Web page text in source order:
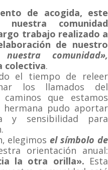
de acogida, este
comunidad
trabajo realizado a
de nuestro
comunidad»,
colectiva.
el tiempo de releer
los llamados del
que estamos
hermana pudo aportar
y sensibilidad para
elegimosel símbolo de
orientación anual:
la otra orilla». Esta